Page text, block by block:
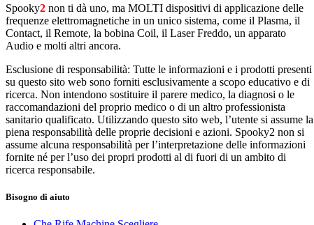
Spooky2 non ti dà uno, ma MOLTI dispositivi di applicazione delle
frequenze elettromagnetiche in un unico sistema, come il Plasma, il
Contact, il Remote, la bobina Coil, il Laser Freddo, un apparato
Audio e molti altri ancora.
Esclusione di responsabilità: Tutte le informazioni e i prodotti presenti
su questo sito web sono forniti esclusivamente a scopo educativo e di
ricerca. Non intendono sostituire il parere medico, la diagnosi o le
raccomandazioni del proprio medico o di un altro professionista
sanitario qualificato. Utilizzando questo sito web, l’utente si assume la
piena responsabilità delle proprie decisioni e azioni. Spooky2 non si
assume alcuna responsabilità per l’interpretazione delle informazioni
fornite né per l’uso dei propri prodotti al di fuori di un ambito di
ricerca responsabile.
Bisogno di aiuto